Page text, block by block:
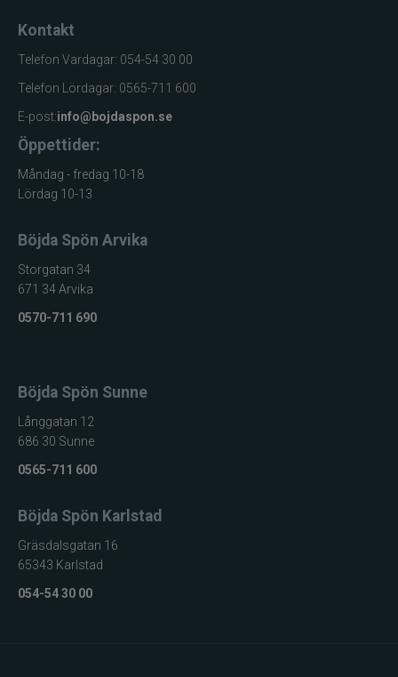
Kontakt
Telefon Vardagar: 054-54 30 00
Telefon Lördagar: 0565-711 600
E-post:info@bojdaspon.se
Öppettider:
Måndag - fredag 10-18
Lördag 10-13
Böjda Spön Arvika
Storgatan 34
671 34 Arvika
0570-711 690
Böjda Spön Sunne
Långgatan 12
686 30 Sunne
0565-711 600
Böjda Spön Karlstad
Gräsdalsgatan 16
65343 Karlstad
054-54 30 00